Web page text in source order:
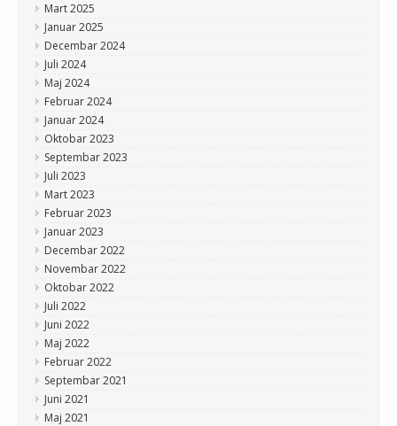
Mart 2025
Januar 2025
Decembar 2024
Juli 2024
Maj 2024
Februar 2024
Januar 2024
Oktobar 2023
Septembar 2023
Juli 2023
Mart 2023
Februar 2023
Januar 2023
Decembar 2022
Novembar 2022
Oktobar 2022
Juli 2022
Juni 2022
Maj 2022
Februar 2022
Septembar 2021
Juni 2021
Maj 2021